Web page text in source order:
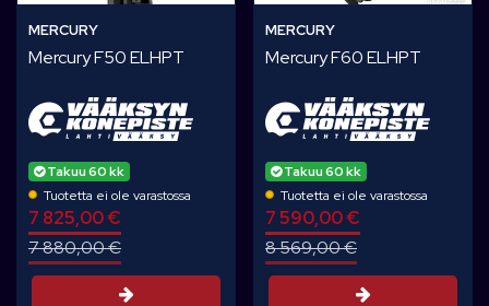
MERCURY
Mercury F50 ELHPT
Takuu 60 kk
Tuotetta ei ole varastossa
7 825,00 €
7 880,00 €
Tarjouspyyntö
MERCURY
Mercury F60 ELHPT
Takuu 60 kk
Tuotetta ei ole varastossa
7 590,00 €
8 569,00 €